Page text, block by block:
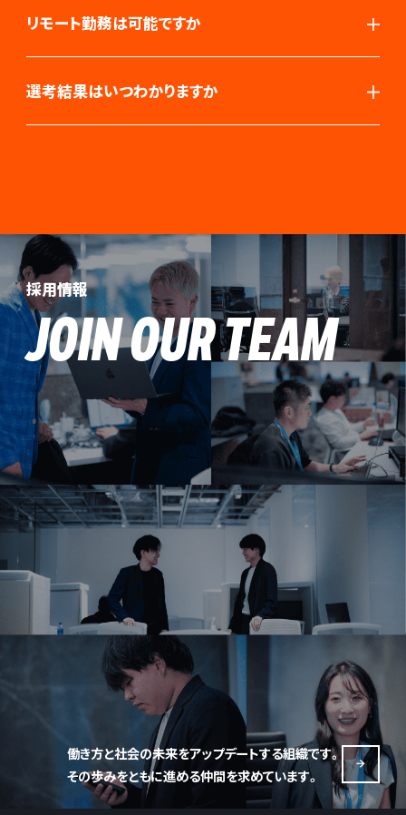
リモート勤務は可能ですか
選考結果はいつわかりますか
採用情報
JOIN OUR TEAM
働き方と社会の未来をアップデートする組織です。
その歩みをともに進める仲間を求めています。